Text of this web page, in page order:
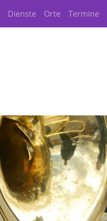
Dienste Orte Termine